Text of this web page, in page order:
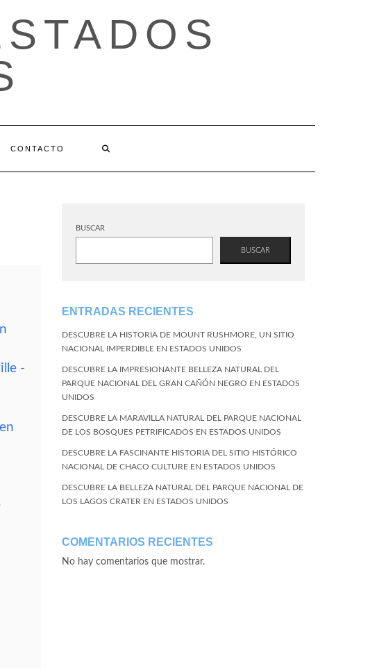
CONTACTO
-
BUSCAR
BUSCAR
ENTRADAS RECIENTES
DESCUBRE LA HISTORIA DE MOUNT RUSHMORE, UN SITIO
NACIONAL IMPERDIBLE EN ESTADOS UNIDOS
DESCUBRE LA IMPRESIONANTE BELLEZA NATURAL DEL
PARQUE NACIONAL DEL GRAN CAÑÓN NEGRO EN ESTADOS
UNIDOS
DESCUBRE LA MARAVILLA NATURAL DEL PARQUE NACIONAL
DE LOS BOSQUES PETRIFICADOS EN ESTADOS UNIDOS
DESCUBRE LA FASCINANTE HISTORIA DEL SITIO HISTÓRICO
NACIONAL DE CHACO CULTURE EN ESTADOS UNIDOS
DESCUBRE LA BELLEZA NATURAL DEL PARQUE NACIONAL DE
LOS LAGOS CRATER EN ESTADOS UNIDOS
COMENTARIOS RECIENTES
No hay comentarios que mostrar.